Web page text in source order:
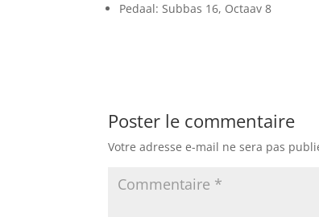
Pedaal: Subbas 16, Octaav 8
Poster le commentaire
Votre adresse e-mail ne sera pas